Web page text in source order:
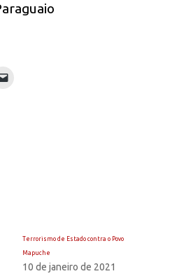
Terrorismo de Estado contra o Povo
Mapuche
10 de janeiro de 2021